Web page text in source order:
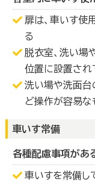
扉は、車いす使
る
脱衣室、洗い場
位置に設置され
洗い場や洗面台
ど操作が容易な
車いす常備
各種配慮事項があ
車いすを常備し